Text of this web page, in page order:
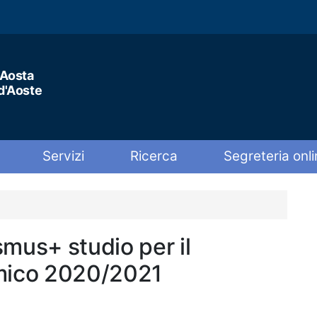
Servizi Ricerca Segreteria
studio per il
2020/2021